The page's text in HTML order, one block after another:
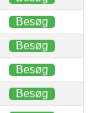
Besøg
Besøg
Besøg
Besøg